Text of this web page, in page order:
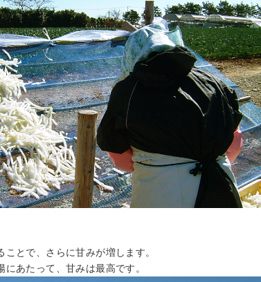
ことで、さらに甘みが増します。
にあたって、甘みは最高です。